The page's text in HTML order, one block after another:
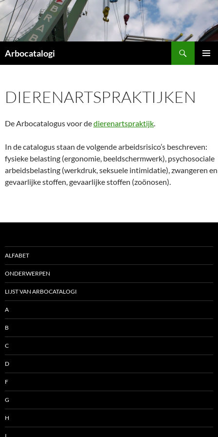
Ga
naar
de
inhoud
Arbocatalogi
DIERENARTSPRAKTIJKEN
De Arbocatalogus voor dedierenartspraktijk.
In de catalogus staan de volgende arbeidsrisico’s beschreven:
fysieke belasting (ergonomie, beeldschermwerk), psychosociale
arbeidsbelasting (werkdruk, seksuele intimidatie), zwangeren en
gevaarlijke stoffen, gevaarlijke stoffen (zoönosen).
ALFABET
ONDERWERPEN
LIJST VAN ARBOCATALOGI
A
B
C
D
F
G
H